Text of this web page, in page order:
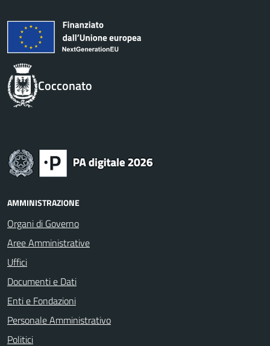
Cocconato
AMMINISTRAZIONE
Organi di Governo
Aree Amministrative
Uffici
Documenti e Dati
Enti e Fondazioni
Personale Amministrativo
Politici